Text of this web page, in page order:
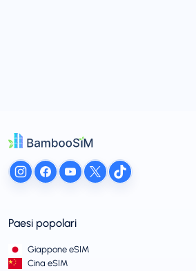
Paesi popolari
Giappone eSIM
Cina eSIM